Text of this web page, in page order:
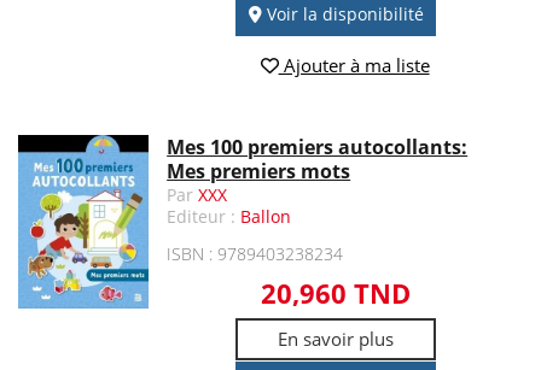
Voir la disponibilité
Ajouter à ma liste
Mes 100 premiers autocollants:
Mes premiers mots
ParXXX
Editeur : Ballon
ISBN : 9789403238234
20,960 TND
En savoir plus